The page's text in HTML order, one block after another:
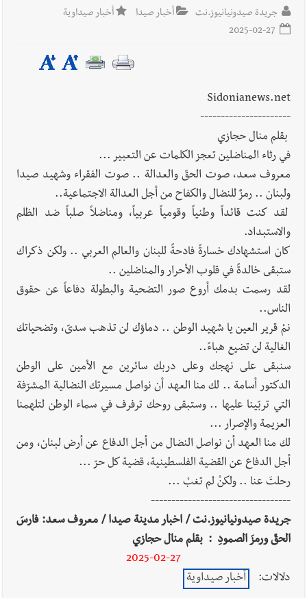
في ثانوية السفير : تعلّمت منكم حب الوطن والتمسك بالأرض ...
والجنوب هو عزة وكرامة لبنان
جريدة صيدونيانيوز.نت أخبار صيدا
أخبار صيداوية
Sidonianews.net
----------------------
بقلم منال حجازي
في رثاء المناضلين تعجز الكلمات عن التعبير ...
معروف سعد، صوت الحقّ والعدالة .. صوت الفقراء وشهيد صيدا
ولبنان .. رمزٌ للنضال والكفاح من أجل العدالة الاجتماعية..
لقد كنت قائداً وطنياً وقومياً عربياً، ومناضلاً صلباً ضد الظلم
والاستبداد.
كان استشهادك خسارةً فادحةً للبنان والعالم العربي .. ولكن ذكراك
ستبقى خالدةً في قلوب الأحرار والمناضلين ..
لقد رسمت بدمك أروع صور التضحية والبطولة دفاعاً عن حقوق
الناس..
نمْ قرير العين يا شهيد الوطن .. دماؤك لن تذهب سدىّ، وتضحياتك
الغالية لن تضيع هباءً..
سنبقى على نهجك وعلى دربك سائرين مع الأمين على الوطن
الدكتور أسامة .. لك منا العهد أن نواصل مسيرتك النضالية المشرّفة
التي تربّينا عليها .. وستبقى روحك ترفرف في سماء الوطن لتلهمنا
العزيمة والإصرار ...
لك منا العهد أن نواصل النضال من أجل الدفاع عن أرض لبنان، ومن
أجل الدفاع عن القضية الفلسطينية، قضية كل حرّ ...
رحلتَ عنا .. ولكنْ لم تغبْ ...
----------------------------------
جريدة صيدونيانيوز.نت / اخبار مدينة صيدا / معروف سعد: فارسَ
الحقّ ورمزَ الصمودِ : بقلم منال حجازي
2025-02-27
دلالات:
أخبار صيداوية